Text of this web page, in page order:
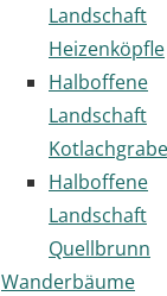
Landschaft
Heizenköpfle
Halboffene
Landschaft
Halboffene
Landschaft
Quellbrunn
Wanderbäume